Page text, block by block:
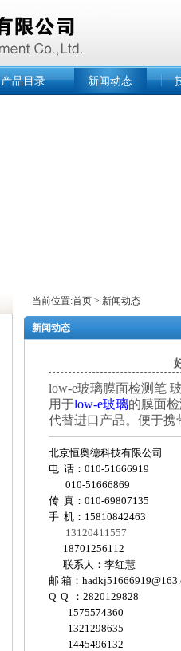
产品目录 新闻动态
当前位置:首页 > 新闻动态
新闻动态
low-e玻璃膜面检测笔
用于low-e玻璃的膜面
代替进口产品。便于携
北京恒奥德科技有限公司
电 话：010-51666919
010-51666869
传 真：010-69807135
手 机：15810842463
13120411557
18701256112
联系人：李红慧
邮 箱：
Q Q ：2820129828
1575574360
1321298635
1445496132